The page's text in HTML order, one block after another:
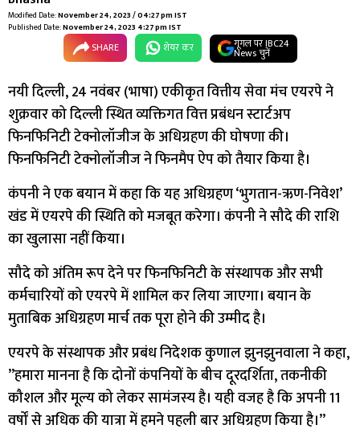
Modified Date:November 24, 2023 / 04:27 pm IST
Published Date:November 24, 2023 4:27 pm IST
SHARE शेयर कर गूगल पर IBC24
News चुनें
नयी दिल्ली, 24 नवंबर (भाषा) एकीकृत वित्तीय सेवा मंच एयरपे ने
शुक्रवार को दिल्ली स्थित व्यक्तिगत वित्त प्रबंधन स्टार्टअप
फिनफिनिटी टेक्नोलॉजीज के अधिग्रहण की घोषणा की।
फिनफिनिटी टेक्नोलॉजीज ने फिनमैप ऐप को तैयार किया है।
कंपनी ने एक बयान में कहा कि यह अधिग्रहण ‘भुगतान-ऋण-निवेश’
खंड में एयरपे की स्थिति को मजबूत करेगा। कंपनी ने सौदे की राशि
का खुलासा नहीं किया।
सौदे को अंतिम रूप देने पर फिनफिनिटी के संस्थापक और सभी
कर्मचारियों को एयरपे में शामिल कर लिया जाएगा। बयान के
मुताबिक अधिग्रहण मार्च तक पूरा होने की उम्मीद है।
एयरपे के संस्थापक और प्रबंध निदेशक कुणाल झुनझुनवाला ने कहा,
”हमारा मानना है कि दोनों कंपनियों के बीच दूरदर्शिता, तकनीकी
कौशल और मूल्य को लेकर सामंजस्य है। यही वजह है कि अपनी 11
वर्षों से अधिक की यात्रा में हमने पहली बार अधिग्रहण किया है।”